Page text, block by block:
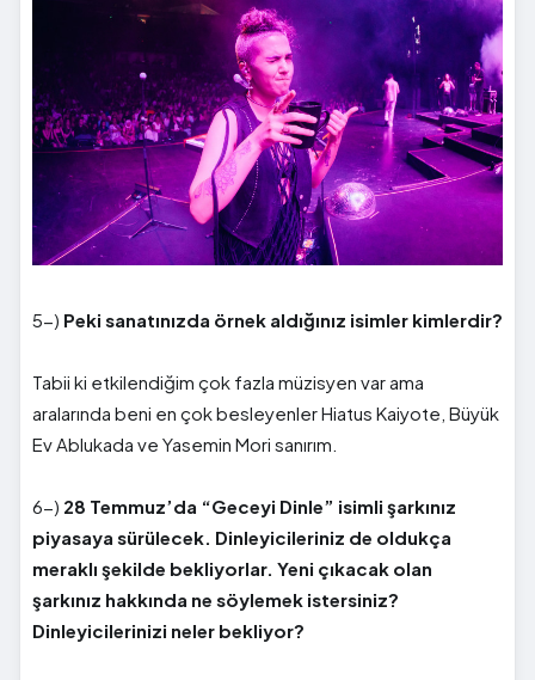
5-) Peki sanatınızda örnek aldığınız isimler kimlerdir?
Tabii ki etkilendiğim çok fazla müzisyen var ama
aralarında beni en çok besleyenler Hiatus Kaiyote, Büyük
Ev Ablukada ve Yasemin Mori sanırım.
6-) 28 Temmuz’da “Geceyi Dinle” isimli şarkınız
piyasaya sürülecek. Dinleyicileriniz de oldukça
meraklı şekilde bekliyorlar. Yeni çıkacak olan
şarkınız hakkında ne söylemek istersiniz?
Dinleyicilerinizi neler bekliyor?